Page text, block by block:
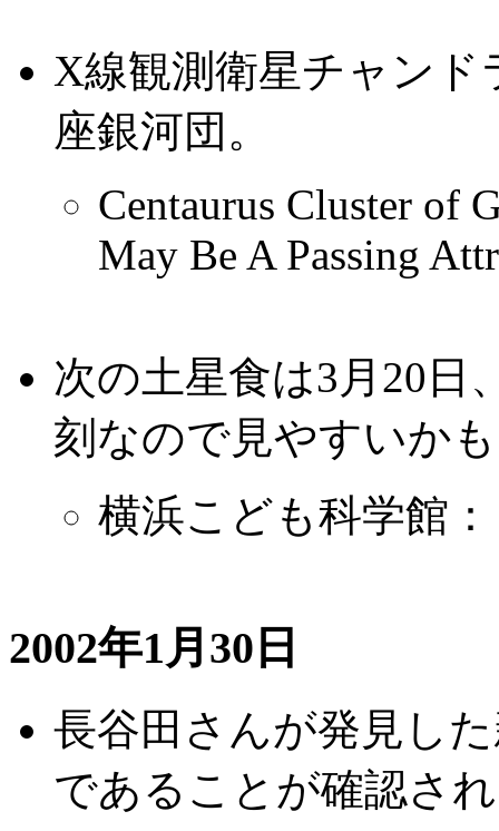
X線観測衛星チャン
座銀河団。
Centaurus Cluster of
May Be A Passing
次の土星食は3月20日
刻なので見やすいか
横浜こども科学館
2002年1月30日
長谷田さんが発見し
であることが確認さ